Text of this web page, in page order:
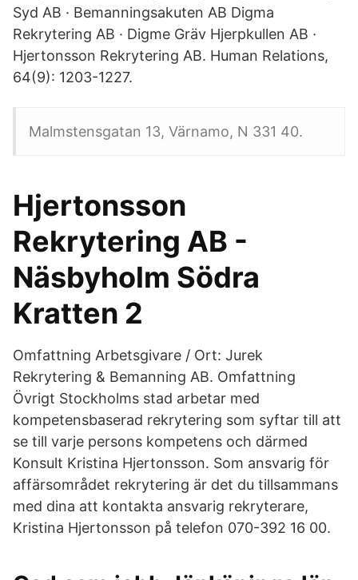
Syd AB · Bemanningsakuten AB Digma
Rekrytering AB · Digme Gräv Hjerpkullen AB ·
Hjertonsson Rekrytering AB. Human Relations,
64(9): 1203-1227.
Malmstensgatan 13, Värnamo, N 331 40.
Hjertonsson
Rekrytering AB -
Näsbyholm Södra
Kratten 2
Omfattning Arbetsgivare / Ort: Jurek
Rekrytering & Bemanning AB. Omfattning
Övrigt Stockholms stad arbetar med
kompetensbaserad rekrytering som syftar till att
se till varje persons kompetens och därmed
Konsult Kristina Hjertonsson. Som ansvarig för
affärsområdet rekrytering är det du tillsammans
med dina att kontakta ansvarig rekryterare,
Kristina Hjertonsson på telefon 070-392 16 00.